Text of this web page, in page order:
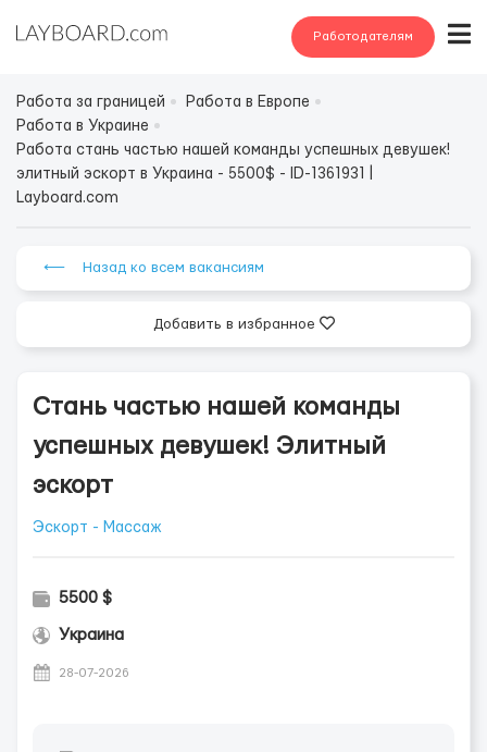
Работодателям
Работа за границей
Работа в Европе
Работа в Украине
Работа стань частью нашей команды успешных девушек!
элитный эскорт в Украина - 5500$ - ID-1361931 |
Layboard.com
⟵ Назад ко всем вакансиям
Добавить в избранное
Стань частью нашей команды
успешных девушек! Элитный
эскорт
Эскорт - Массаж
5500 $
Украина
28-07-2026